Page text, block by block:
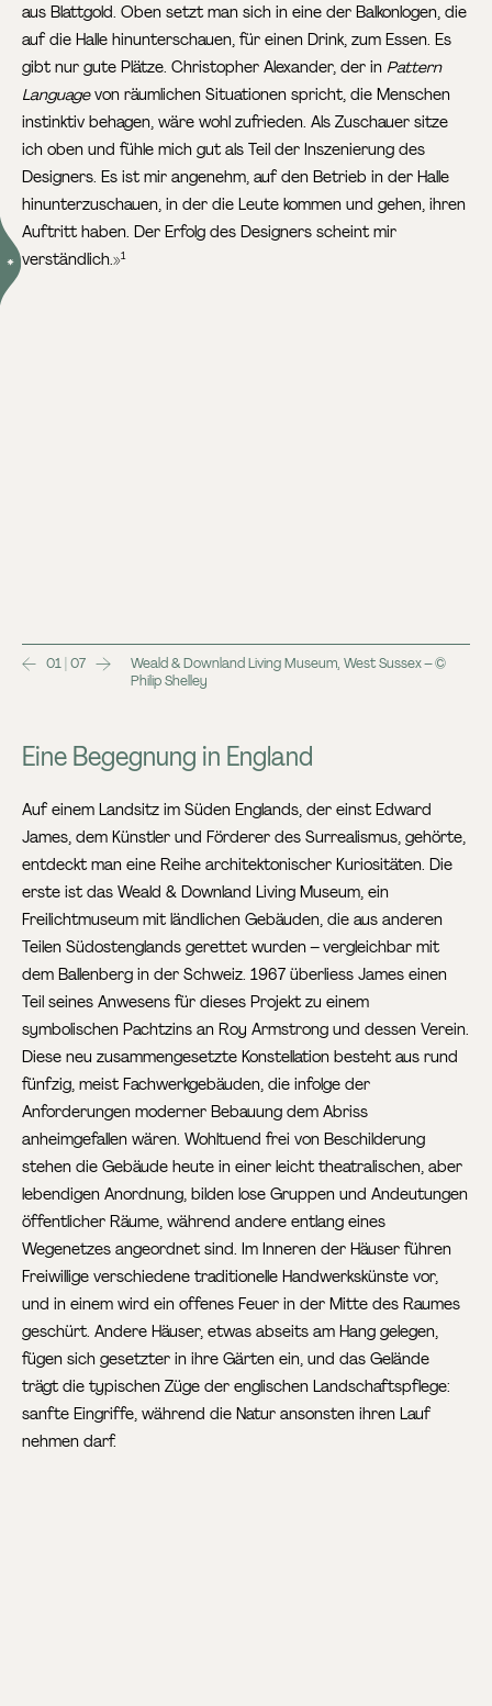
aus Blattgold. Oben setzt man sich in eine der Balkonlogen, die
auf die Halle hinunterschauen, für einen Drink, zum Essen. Es
gibt nur gute Plätze. Christopher Alexander, der in Pattern
Languagevon räumlichen Situationen spricht, die Menschen
instinktiv behagen, wäre wohl zufrieden. Als Zuschauer sitze
ich oben und fühle mich gut als Teil der Inszenierung des
Designers. Es ist mir angenehm, auf den Betrieb in der Halle
hinunterzuschauen, in der die Leute kommen und gehen, ihren
Auftritt haben. Der Erfolg des Designers scheint mir
verständlich.»1
01 | 07
Weald & Downland Living Museum, West Sussex – ©
Philip Shelley
Eine Begegnung in England
Auf einem Landsitz im Süden Englands, der einst Edward
James, dem Künstler und Förderer des Surrealismus, gehörte,
entdeckt man eine Reihe architektonischer Kuriositäten. Die
erste ist das Weald & Downland Living Museum, ein
Freilichtmuseum mit ländlichen Gebäuden, die aus anderen
Teilen Südostenglands gerettet wurden – vergleichbar mit
dem Ballenberg in der Schweiz. 1967 überliess James einen
Teil seines Anwesens für dieses Projekt zu einem
symbolischen Pachtzins an Roy Armstrong und dessen Verein.
Diese neu zusammengesetzte Konstellation besteht aus rund
fünfzig, meist Fachwerkgebäuden, die infolge der
Anforderungen moderner Bebauung dem Abriss
anheimgefallen wären. Wohltuend frei von Beschilderung
stehen die Gebäude heute in einer leicht theatralischen, aber
lebendigen Anordnung, bilden lose Gruppen und Andeutungen
öffentlicher Räume, während andere entlang eines
Wegenetzes angeordnet sind. Im Inneren der Häuser führen
Freiwillige verschiedene traditionelle Handwerkskünste vor,
und in einem wird ein offenes Feuer in der Mitte des Raumes
geschürt. Andere Häuser, etwas abseits am Hang gelegen,
fügen sich gesetzter in ihre Gärten ein, und das Gelände
trägt die typischen Züge der englischen Landschaftspflege:
sanfte Eingriffe, während die Natur ansonsten ihren Lauf
nehmen darf.